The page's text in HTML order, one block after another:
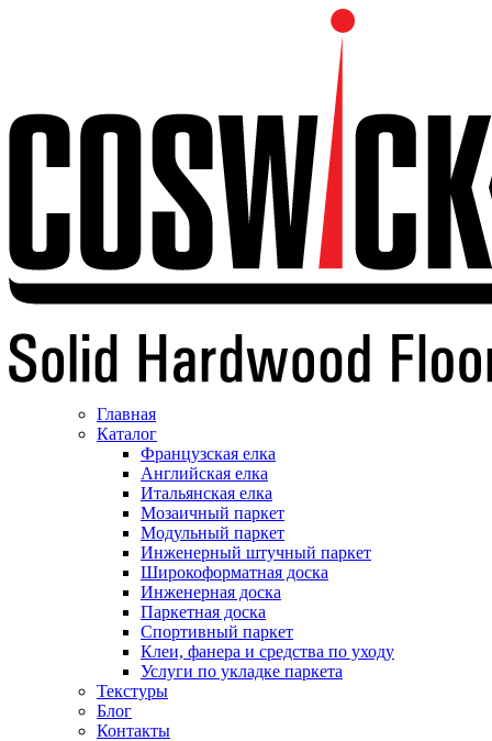
Главная
Каталог
Французская елка
Английская елка
Итальянская елка
Мозаичный паркет
Модульный паркет
Инженерный штучный паркет
Широкоформатная доска
Инженерная доска
Паркетная доска
Спортивный паркет
Клеи, фанера и средства по уходу
Услуги по укладке паркета
Текстуры
Блог
Контакты